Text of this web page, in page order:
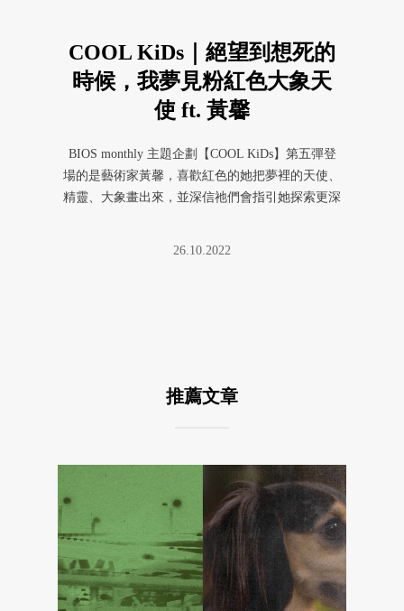
COOL KiDs｜絕望到想死的
時候，我夢見粉紅色大象天
使 ft. 黃馨
BIOS monthly 主題企劃【COOL KiDs】第五彈登
場的是藝術家黃馨，喜歡紅色的她把夢裡的天使、
精靈、大象畫出來，並深信祂們會指引她探索更深
26.10.2022
推薦文章